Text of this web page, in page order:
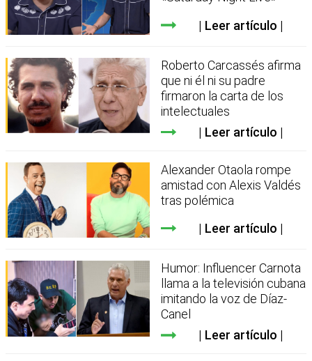
Leer artículo
Roberto Carcassés afirma
que ni él ni su padre
firmaron la carta de los
intelectuales
Leer artículo
Alexander Otaola rompe
amistad con Alexis Valdés
tras polémica
Leer artículo
Humor: Influencer Carnota
llama a la televisión cubana
imitando la voz de Díaz-
Canel
Leer artículo